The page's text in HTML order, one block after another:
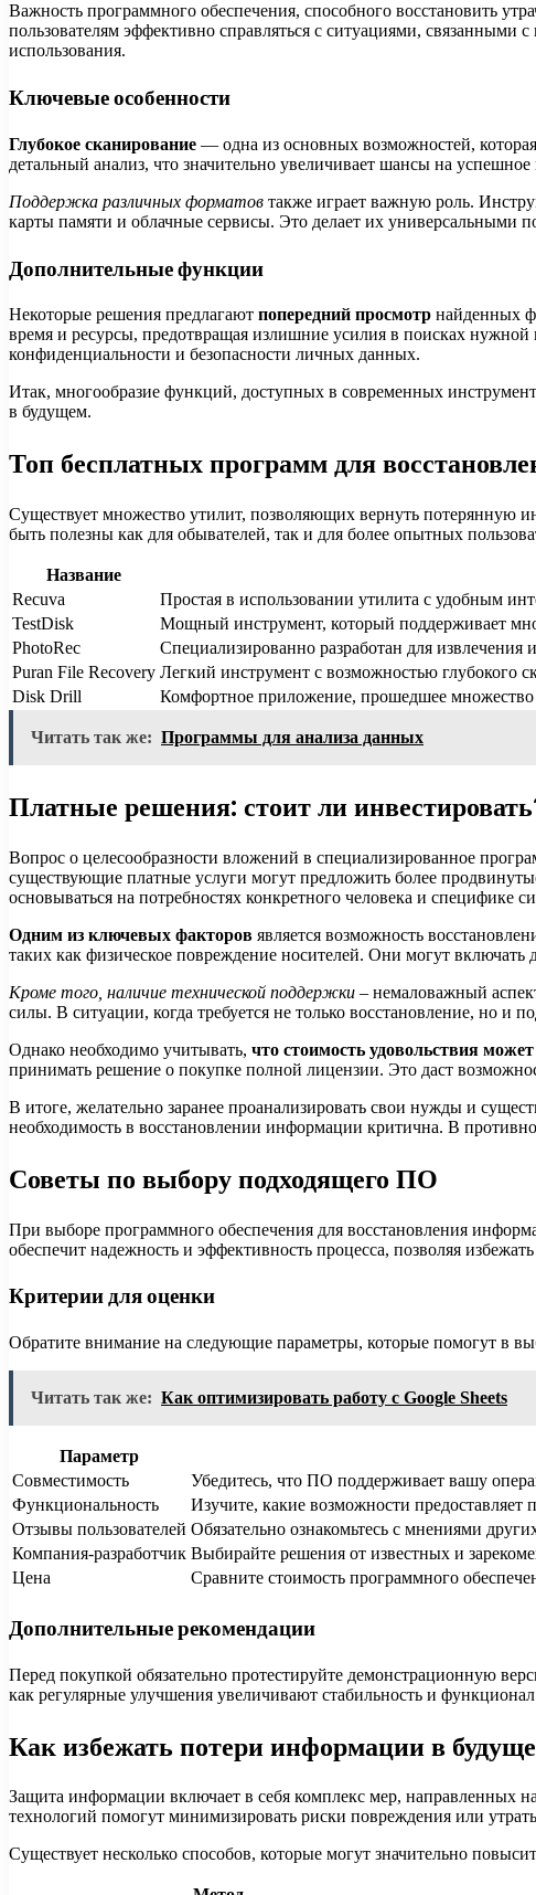
Важность программного обеспечения, способного восстановить
пользователям эффективно справляться с ситуациями,
использования.
Ключевые особенности
Глубокое сканирование — одна из основных возможностей,
детальный анализ, что значительно увеличивает шансы на успешное
Поддержка различных форматов также играет важную роль.
карты памяти и облачные сервисы. Это делает их
Дополнительные функции
Некоторые решения предлагают попередний просмотр найденных
время и ресурсы, предотвращая излишние усилия в поисках
конфиденциальности и безопасности личных данных.
Итак, многообразие функций, доступных в современных
в будущем.
Топ бесплатных программ для
Существует множество утилит, позволяющих вернуть потерянную
быть полезны как для обывателей, так и для более опытных
Название
Recuva
Простая в использовании утилита с удобным
TestDisk
Мощный инструмент, который поддерживает
PhotoRec
Специализированно разработан для
Puran File Recovery Легкий инструмент с возможностью глубокого
Disk Drill
Комфортное приложение, прошедшее множество
Читать так же: Программы для анализа данных
Платные решения: стоит ли
Вопрос о целесообразности вложений в специализированное
существующие платные услуги могут предложить более
основываться на потребностях конкретного человека и специфике
Одним из ключевых факторов является возможность
таких как физическое повреждение носителей. Они могут включать
Кроме того, наличие технической поддержки – немаловажный
силы. В ситуации, когда требуется не только восстановление, но и
Однако необходимо учитывать, что стоимость удовольствия
принимать решение о покупке полной лицензии. Это даст
В итоге, желательно заранее проанализировать свои нужды и
необходимость в восстановлении информации критична. В
Советы по выбору подходящего ПО
При выборе программного обеспечения для восстановления
обеспечит надежность и эффективность процесса, позволяя
Критерии для оценки
Обратите внимание на следующие параметры, которые помогут в
Читать так же: Как оптимизировать работу с Google Sheets
Параметр
Совместимость
Убедитесь, что ПО поддерживает вашу
Функциональность
Изучите, какие возможности
Отзывы пользователей Обязательно ознакомьтесь с мнениями
Компания-разработчик Выбирайте решения от известных и
Цена
Сравните стоимость программного
Дополнительные рекомендации
Перед покупкой обязательно протестируйте демонстрационную
как регулярные улучшения увеличивают стабильность и
Как избежать потери информации в
Защита информации включает в себя комплекс мер, направленных
технологий помогут минимизировать риски повреждения или
Существует несколько способов, которые могут значительно